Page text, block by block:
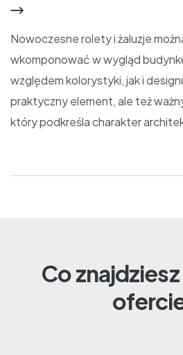
Nowoczesne rolety i żaluzje
wkomponować w wygląd
względem kolorystyki, jak i
praktyczny element, ale też
który podkreśla charakter
Co